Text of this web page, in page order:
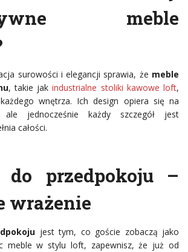
meble
surowości i elegancji sprawia, że meble
, takie jakindustrialne stoliki kawowe loft,
wnętrza. Ich design opiera się na
ale jednocześnie każdy szczegół jest
całości.
do przedpokoju –
wrażenie
jest tym, co goście zobaczą jako
meble w stylu loft, zapewnisz, że już od